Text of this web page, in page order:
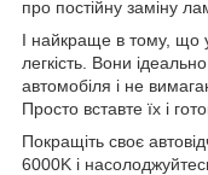
про постійну заміну
І найкраще в тому, що
легкість. Вони
автомобіля і не
Просто вставте їх і
Покращіть своє
6000K і